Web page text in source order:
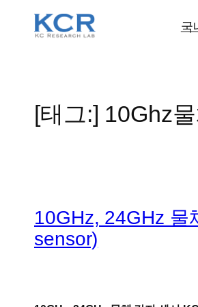
국
[태그:] 10Ghz
10GHz, 24GHz 물
sensor)